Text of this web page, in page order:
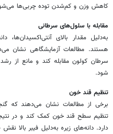
کاهش وزن و کم‌شدن توده چربی‌ها
مقابله با سلول‌های سرطانی
به‌دلیل مقدار بالای آنتی‌اکسیدان‌ها،
هستند. مطالعات آزمایشگاهی نشان
سرطان کولون مقابله کند و مانع از
شود.
تنظیم قند خون
برخی از مطالعات نشان می‌دهند که
تنظیم سطح قند خون کمک کند و در نتیجه
دارد. دانه‌های زیره به‌دلیل فیبر بالا